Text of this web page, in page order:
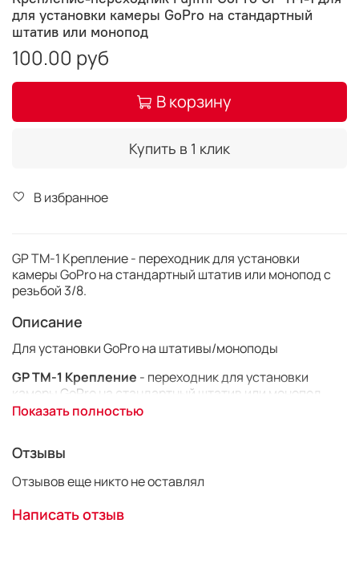
для установки камеры GoPro на стандартный
штатив или монопод
100.00 руб
В корзину
Купить в 1 клик
В избранное
GP TM-1 Крепление - переходник для установки
камеры GoPro на стандартный штатив или монопод c
резьбой 3/8.
Описание
Для установки GoPro на штативы/моноподы
GP TM-1 Крепление - переходник для установки
камеры GoPro на стандартный штатив или монопод.
Совместимость со всеми HD Hero & HD Hero2 камер
Материал: пластик, сталь
HD hero, камеры SupTig
Показать полностью
Отзывы
Отзывов еще никто не оставлял
Написать отзыв